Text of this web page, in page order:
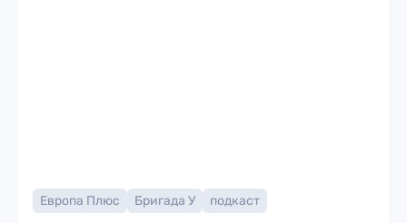
Европа Плюс Бригада У подкаст